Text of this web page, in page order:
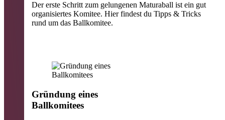
Der erste Schritt zum gelungenen Maturaball ist ein gut
organisiertes Komitee. Hier findest du Tipps & Tricks
rund um das Ballkomitee.
Gründung eines
Ballkomitees